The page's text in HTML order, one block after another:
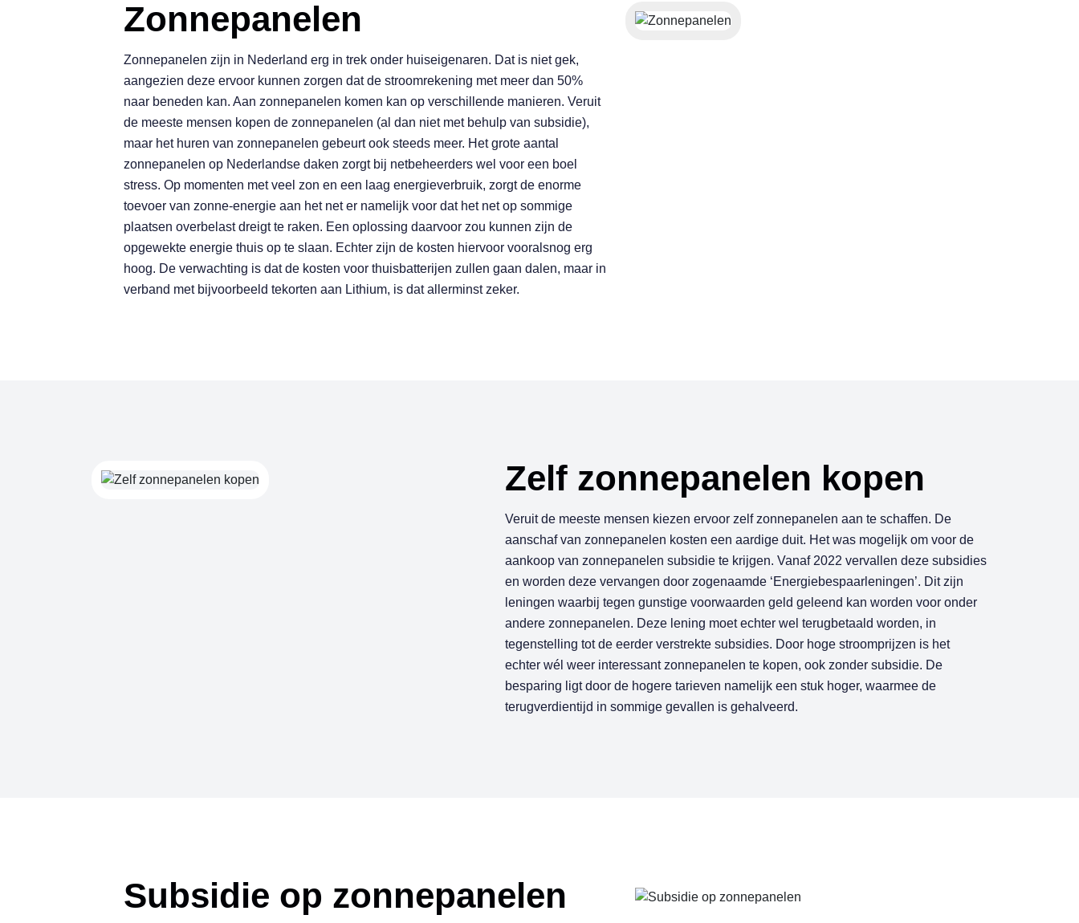
Zonnepanelen
Zonnepanelen zijn in Nederland erg in trek onder huiseigenaren. Dat is niet gek,
aangezien deze ervoor kunnen zorgen dat de stroomrekening met meer dan 50%
naar beneden kan. Aan zonnepanelen komen kan op verschillende manieren. Veruit
de meeste mensen kopen de zonnepanelen (al dan niet met behulp van subsidie),
maar het huren van zonnepanelen gebeurt ook steeds meer. Het grote aantal
zonnepanelen op Nederlandse daken zorgt bij netbeheerders wel voor een boel
stress. Op momenten met veel zon en een laag energieverbruik, zorgt de enorme
toevoer van zonne-energie aan het net er namelijk voor dat het net op sommige
plaatsen overbelast dreigt te raken. Een oplossing daarvoor zou kunnen zijn de
opgewekte energie thuis op te slaan. Echter zijn de kosten hiervoor vooralsnog erg
hoog. De verwachting is dat de kosten voor thuisbatterijen zullen gaan dalen, maar in
verband met bijvoorbeeld tekorten aan Lithium, is dat allerminst zeker.
Zelf zonnepanelen kopen
Veruit de meeste mensen kiezen ervoor zelf zonnepanelen aan te schaffen. De
aanschaf van zonnepanelen kosten een aardige duit. Het was mogelijk om voor de
aankoop van zonnepanelen subsidie te krijgen. Vanaf 2022 vervallen deze subsidies
en worden deze vervangen door zogenaamde ‘Energiebespaarleningen’. Dit zijn
leningen waarbij tegen gunstige voorwaarden geld geleend kan worden voor onder
andere zonnepanelen. Deze lening moet echter wel terugbetaald worden, in
tegenstelling tot de eerder verstrekte subsidies. Door hoge stroomprijzen is het
echter wél weer interessant zonnepanelen te kopen, ook zonder subsidie. De
besparing ligt door de hogere tarieven namelijk een stuk hoger, waarmee de
terugverdientijd in sommige gevallen is gehalveerd.
Subsidie op zonnepanelen